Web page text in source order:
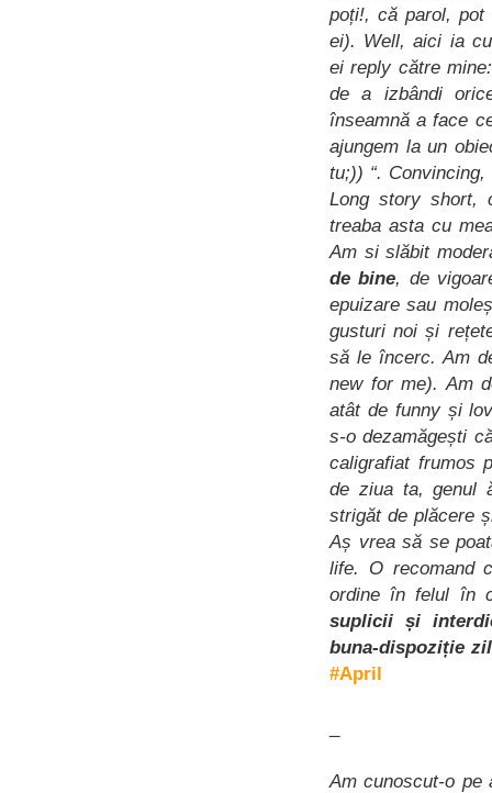
poți!, că parol,
ei). Well, aici ia
ei reply către
de a izbândi
înseamnă a face
ajungem la un
tu;)) “.
Long story short,
treaba asta cu
Am si slăbit
de bine, de
epuizare sau
gusturi noi și
să le încerc. Am
new for me). Am
atât de funny și
s-o dezamăgești
caligrafiat frumos
de ziua ta, genul
strigăt de plăcere
Aș vrea să se
life. O recomand
ordine în felul în
suplicii și
buna-dispoziție
#April
Am cunoscut-o pe